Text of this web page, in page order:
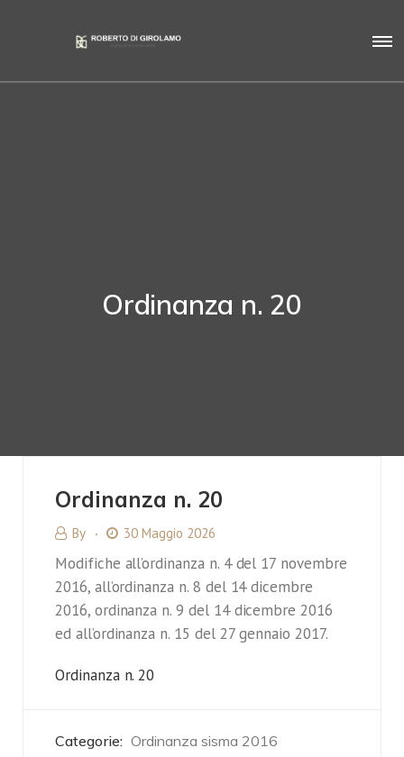
Ordinanza n. 20
Ordinanza n. 20
By 30 Maggio 2026
Modifiche all’ordinanza n. 4 del 17 novembre
2016, all’ordinanza n. 8 del 14 dicembre
2016, ordinanza n. 9 del 14 dicembre 2016
ed all’ordinanza n. 15 del 27 gennaio 2017.
Ordinanza n. 20
Categorie: Ordinanza sisma 2016